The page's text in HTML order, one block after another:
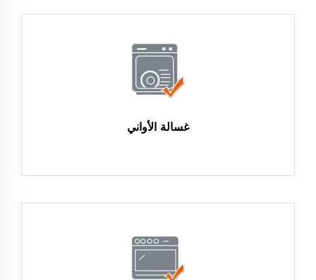
غسالة الأواني